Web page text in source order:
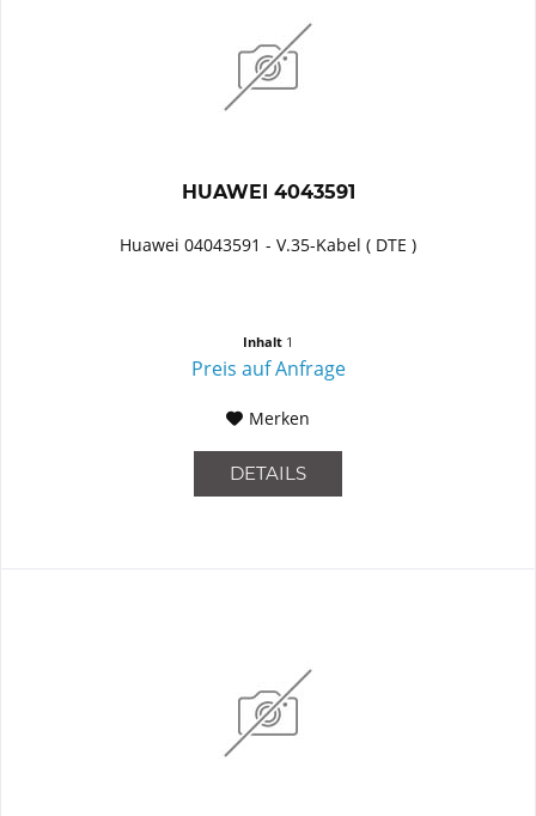
HUAWEI 4043591
Huawei 04043591 - V.35-Kabel ( DTE )
Inhalt 1
Preis auf Anfrage
Merken
DETAILS